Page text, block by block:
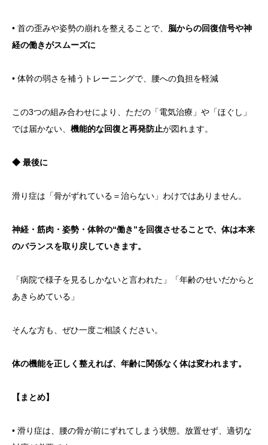
• 首の歪みや姿勢の崩れを整えることで、 脳からの回復信号や神
経の働きがスムーズに
• 体幹の弱さを補うトレーニングで、腰への負担を軽減
この3つの組み合わせにより、ただの「電気治療」や「ほぐし」
では届かない、 機能的な回復と再発防止が図れます。
◆ 最後に
滑り症は「骨がずれている＝治らない」わけではありません。
神経・筋肉・姿勢・体幹の“働き”を回復させることで、体は本来
のバランスを取り戻していきます。
「病院で様子を見るしかないと言われた」「年齢のせいだからと
あきらめている」
そんな方も、ぜひ一度ご相談ください。
体の機能を正しく整えれば、年齢に関係なく体は変われます。
【まとめ】
• 滑り症は、腰の骨が前にずれてしまう状態。放置せず、適切な